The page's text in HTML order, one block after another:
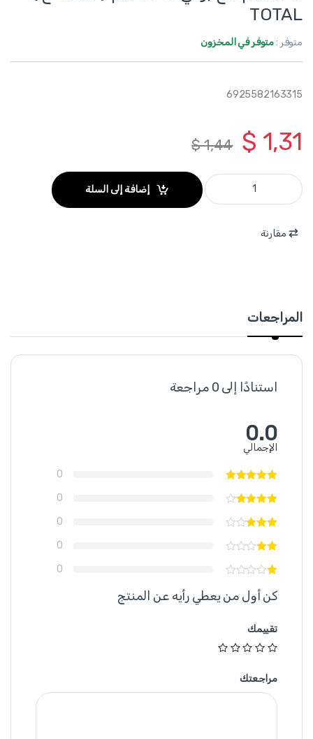
TOTAL
متوفر :متوفر في المخزون
6925582163315
$ 1,31
$1,44
WJNAK5009012 - اسفيل بلاستيك 8*80مم مع برغي 5*90 مم ( 10 قطع ) TOTAL quantity
إضافة إلى السلة
مقارنة
المراجعات
استنادًا إلى 0 مراجعة
0.0
الإجمالي
0
0
0
0
0
كن أول من يعطي رأيه عن المنتج
تقييمك
مراجعتك